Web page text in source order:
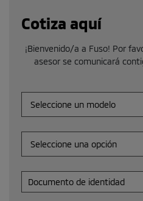
Cotiza aquí
¡Bienvenido/a a Fuso! Por
asesor se comunicará